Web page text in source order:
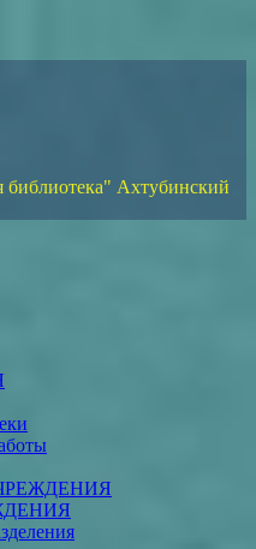
библиотека" Ахтубинский